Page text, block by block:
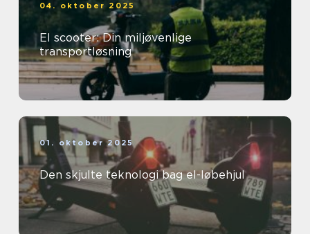
04. oktober 2025
El scooter: Din miljøvenlige
transportløsning
01. oktober 2025
Den skjulte teknologi bag el-løbehjul